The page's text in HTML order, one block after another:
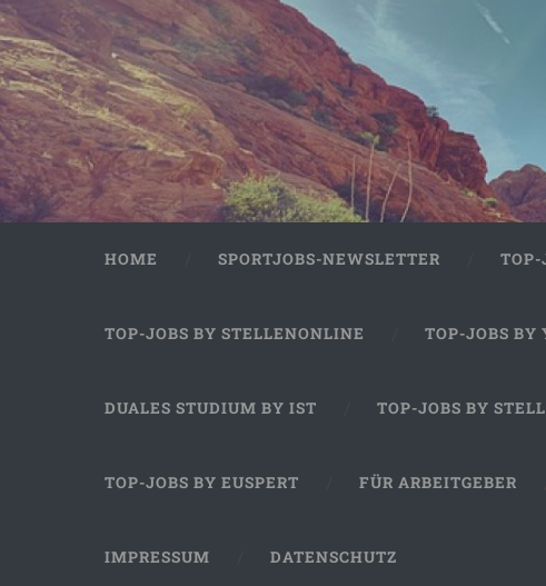
HOME SPORTJOBS-NEWSLETTER TOP-
TOP-JOBS BY STELLENONLINE TOP-JOBS BY
DUALES STUDIUM BY IST TOP-JOBS BY
TOP-JOBS BY EUSPERT FÜR ARBEITGEBER
IMPRESSUM DATENSCHUTZ